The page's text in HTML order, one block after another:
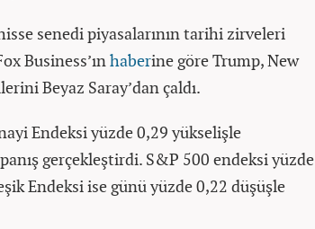
senedi piyasalarının tarihi zirveleri
Business’ınhaberine göre Trump, New
Beyaz Saray’dan çaldı.
Endeksi yüzde 0,29 yükselişle
gerçekleştirdi. S&P 500 endeksi yüzde
Endeksi ise günü yüzde 0,22 düşüşle